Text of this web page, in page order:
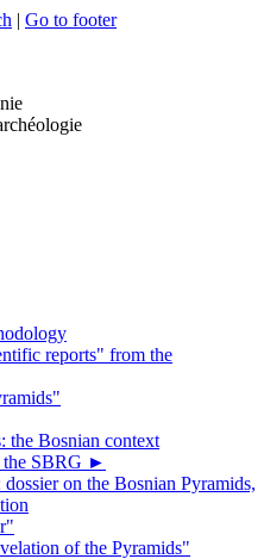
| Go to footer
reports" from the
the Bosnian context
SBRG ►
on the Bosnian Pyramids,
of the Pyramids"